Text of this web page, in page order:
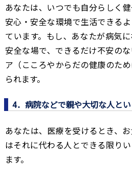
あなたは、いつでも自分らしく
安心・安全な環境で生活できる
ています。もし、あなたが病気
安全な場で、できるだけ不安の
ア（こころやからだの健康のた
られます。
4．病院などで親や大切な人と
あなたは、医療を受けるとき、
はそれに代わる人とできる限り
ます。